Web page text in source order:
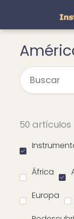
50 artículos
África
Europa